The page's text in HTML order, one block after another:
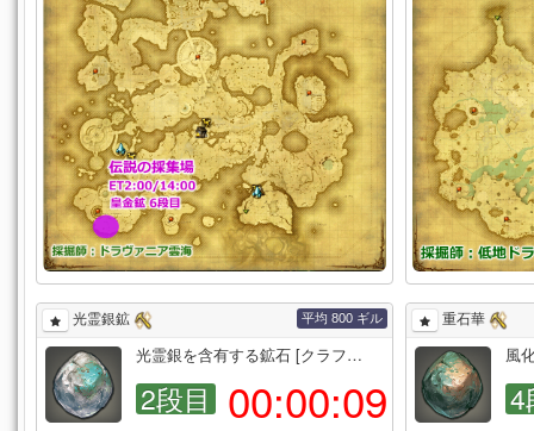
光霊銀鉱 平均 800 ギル
光霊銀を含有する鉱石 [クラフ…
2段目 00:00:08
重石華
風
4